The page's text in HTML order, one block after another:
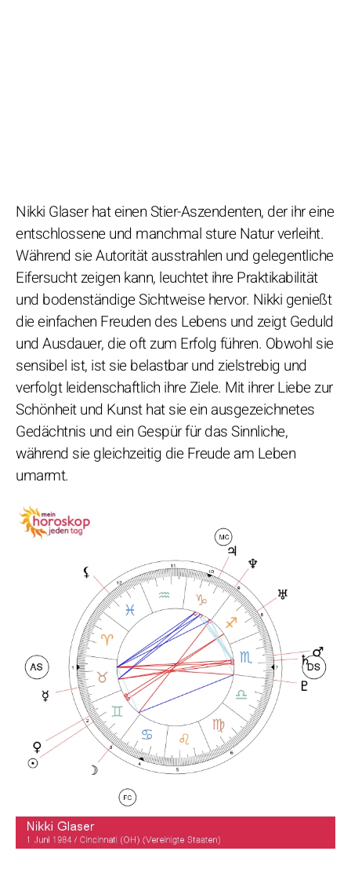
Nikki Glaser hat einen Stier-Aszendenten, der ihr eine
entschlossene und manchmal sture Natur verleiht.
Während sie Autorität ausstrahlen und gelegentliche
Eifersucht zeigen kann, leuchtet ihre Praktikabilität
und bodenständige Sichtweise hervor. Nikki genießt
die einfachen Freuden des Lebens und zeigt Geduld
und Ausdauer, die oft zum Erfolg führen. Obwohl sie
sensibel ist, ist sie belastbar und zielstrebig und
verfolgt leidenschaftlich ihre Ziele. Mit ihrer Liebe zur
Schönheit und Kunst hat sie ein ausgezeichnetes
Gedächtnis und ein Gespür für das Sinnliche,
während sie gleichzeitig die Freude am Leben
umarmt.